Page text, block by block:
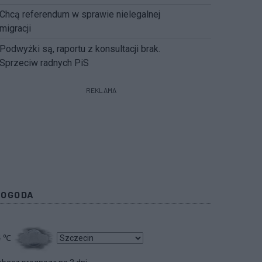
Chcą referendum w sprawie nielegalnej
migracji
Podwyżki są, raportu z konsultacji brak.
Sprzeciw radnych PiS
REKLAMA
℃